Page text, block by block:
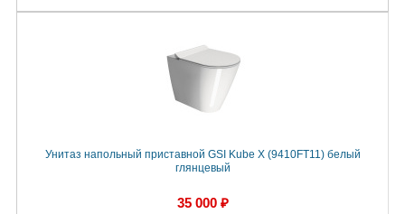
Унитаз напольный приставной GSI Kube X (9410FT11) белый
глянцевый
35 000 ₽